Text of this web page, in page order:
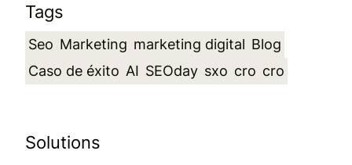
Tags
Seo Marketing marketing digital Blog
Caso de éxito AI SEOday sxo cro cro
Solutions